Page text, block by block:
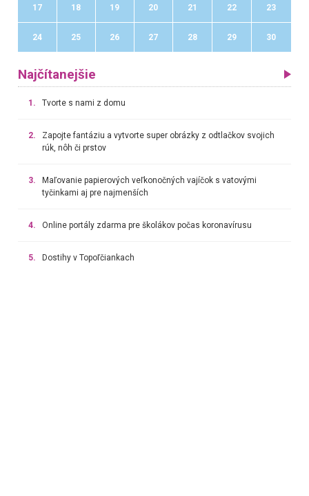
17 18 19 20 21 22 23
24 25 26 27 28 29 30
Najčítanejšie
1. Tvorte s nami z domu
2.
Zapojte fantáziu a vytvorte super obrázky z odtlačkov svojich
rúk, nôh či prstov
3.
Maľovanie papierových veľkonočných vajíčok s vatovými
tyčinkami aj pre najmenších
4. Online portály zdarma pre školákov počas koronavírusu
5. Dostihy v Topoľčiankach